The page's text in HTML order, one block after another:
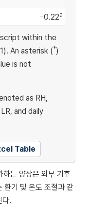
−0.22a
within the
An asterisk (*)
is not
as RH,
and daily
Table
하는 양상은 외부 기후
환기 및 온도 조절과 같
다.